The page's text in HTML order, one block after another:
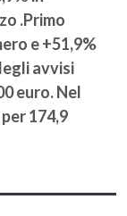
.Primo
e +51,9%
avvisi
euro. Nel
174,9